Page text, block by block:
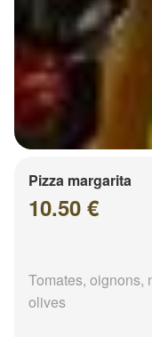
Pizza margarita
10.50 €
Tomates, oignons,
olives